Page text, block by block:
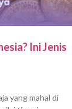
Ini Jenis
yang mahal di